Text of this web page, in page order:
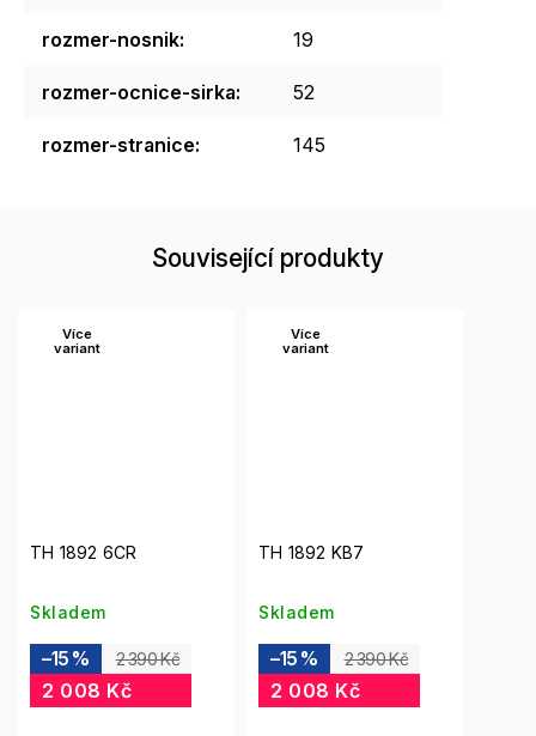
rozmer-nosnik: 19
rozmer-ocnice-sirka: 52
rozmer-stranice: 145
Související produkty
Více
variant
TH 1892 6CR
Skladem
2 390 Kč
–15 %
2 008 Kč
Více
variant
TH 1892 KB7
Skladem
2 390 Kč
–15 %
2 008 Kč